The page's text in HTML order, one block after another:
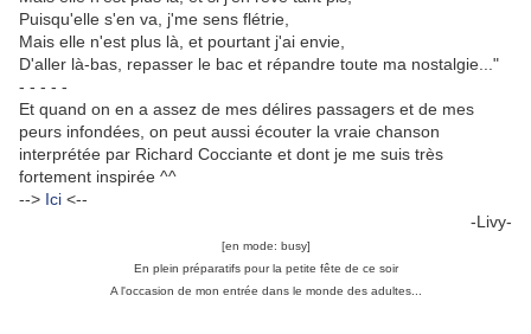
Puisqu'elle s'en va, j'me sens flétrie,
Mais elle n'est plus là, et pourtant j'ai envie,
D'aller là-bas, repasser le bac et répandre toute ma nostalgie..."
- - - - -
Et quand on en a assez de mes délires passagers et de mes
peurs infondées, on peut aussi écouter la vraie chanson
interprétée par Richard Cocciante et dont je me suis très
fortement inspirée ^^
--> Ici <--
-Livy-
[en mode: busy]
En plein préparatifs pour la petite fête de ce soir
A l'occasion de mon entrée dans le monde des adultes...